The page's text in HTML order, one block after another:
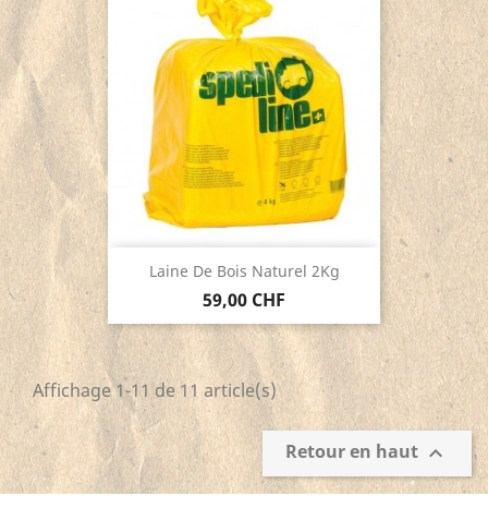
Laine De Bois Naturel 2Kg
59,00 CHF
Affichage 1-11 de 11 article(s)
Retour en haut 